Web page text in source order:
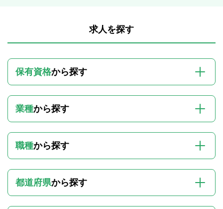
求人を探す
保有資格から探す
業種から探す
職種から探す
都道府県から探す